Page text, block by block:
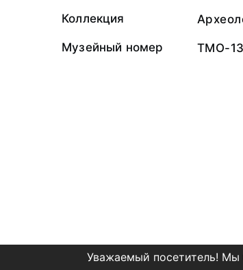
Коллекция
Музейный номер ТМО-
Уважаемый посетитель! Мы